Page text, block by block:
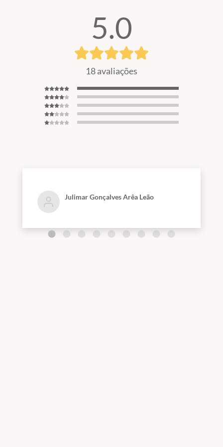
5.0
18 avaliações
Julimar Gonçalves Arêa Leão